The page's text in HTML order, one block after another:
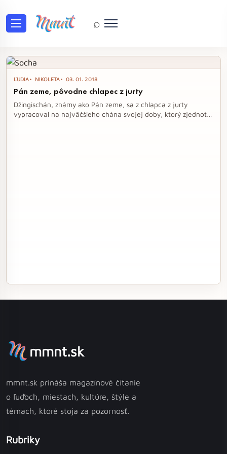
⌕
Tag: jurta
ĽUDIA NIKOLETA 03. 01. 2018
Pán zeme, pôvodne chlapec z jurty
Džingischán, známy ako Pán zeme, sa z chlapca z jurty
vypracoval na najväčšieho chána svojej doby, ktorý zjednotil
mmnt.sk
mmnt.sk prináša magazínové čítanie
o ľuďoch, miestach, kultúre, štýle a
témach, ktoré stoja za pozornosť.
Rubriky